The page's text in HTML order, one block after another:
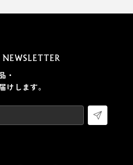
・
けします。